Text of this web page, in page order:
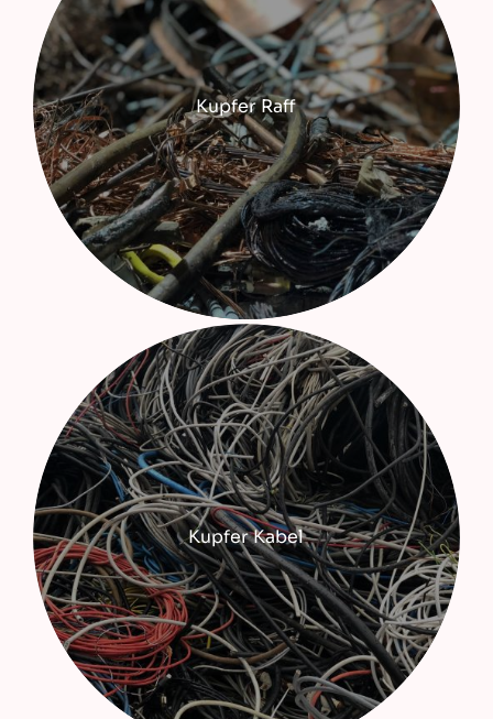
Kupfer Raff
Kupfer Kabel